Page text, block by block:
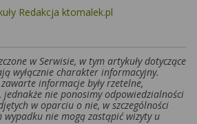
Redakcja ktomalek.pl
w Serwisie, w tym artykuły dotyczące
wyłącznie charakter informacyjny.
informacje były rzetelne,
nie ponosimy odpowiedzialności
w oparciu o nie, w szczególności
nie mogą zastąpić wizyty u